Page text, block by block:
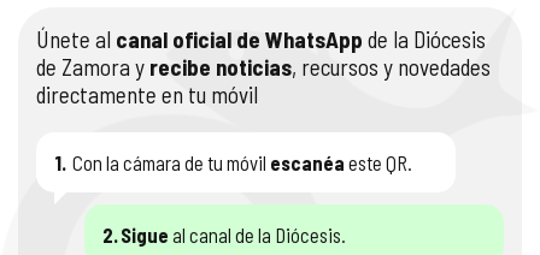
Únete al canal oficial de WhatsApp de la Diócesis
de Zamora y recibe noticias, recursos y novedades
directamente en tu móvil
1. Con la cámara de tu móvil escanéa este QR.
2. Sigue al canal de la Diócesis.